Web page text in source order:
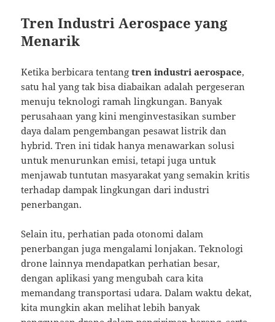
Tren Industri Aerospace yang
Menarik
Ketika berbicara tentangtren industri aerospace,
satu hal yang tak bisa diabaikan adalah pergeseran
menuju teknologi ramah lingkungan. Banyak
perusahaan yang kini menginvestasikan sumber
daya dalam pengembangan pesawat listrik dan
hybrid. Tren ini tidak hanya menawarkan solusi
untuk menurunkan emisi, tetapi juga untuk
menjawab tuntutan masyarakat yang semakin kritis
terhadap dampak lingkungan dari industri
penerbangan.
Selain itu, perhatian pada otonomi dalam
penerbangan juga mengalami lonjakan. Teknologi
drone lainnya mendapatkan perhatian besar,
dengan aplikasi yang mengubah cara kita
memandang transportasi udara. Dalam waktu dekat,
kita mungkin akan melihat lebih banyak